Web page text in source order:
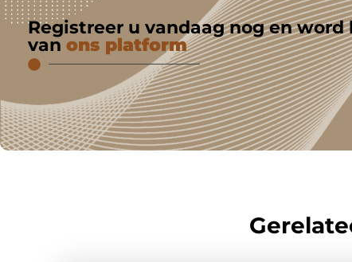
Registreer u vandaag nog en word
van ons platform